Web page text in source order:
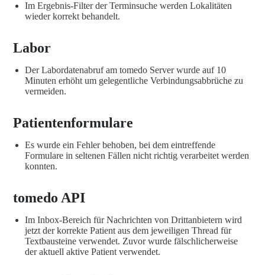
Im Ergebnis-Filter der Terminsuche werden Lokalitäten
wieder korrekt behandelt.
Labor
Der Labordatenabruf am tomedo Server wurde auf 10
Minuten erhöht um gelegentliche Verbindungsabbrüche zu
vermeiden.
Patientenformulare
Es wurde ein Fehler behoben, bei dem eintreffende
Formulare in seltenen Fällen nicht richtig verarbeitet werden
konnten.
tomedo API
Im Inbox-Bereich für Nachrichten von Drittanbietern wird
jetzt der korrekte Patient aus dem jeweiligen Thread für
Textbausteine verwendet. Zuvor wurde fälschlicherweise
der aktuell aktive Patient verwendet.